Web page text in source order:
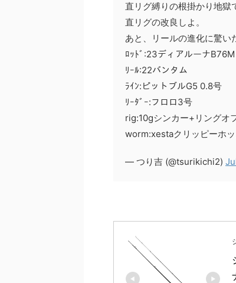
直リグ縛りの根掛かり地獄
直リグの改良しよ。
あと、リールの進化に驚い
ﾛｯﾄﾞ:23ディアルーナB76M
ﾘｰﾙ:22バンタム
ﾗｲﾝ:ピットブルG5 0.8号
ﾘｰﾀﾞｰ:フロロ3号
rig:10gシンカー+リングオ
worm:xestaクリッピーホッ
— つり吉 (@tsurikichi2)